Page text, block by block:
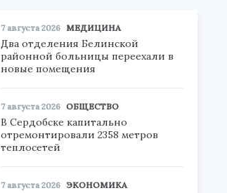
7 августа 2026 МЕДИЦИНА
Два отделения Белинской
районной больницы переехали в
новые помещения
7 августа 2026 ОБЩЕСТВО
В Сердобске капитально
отремонтировали 2358 метров
теплосетей
7 августа 2026 ЭКОНОМИКА